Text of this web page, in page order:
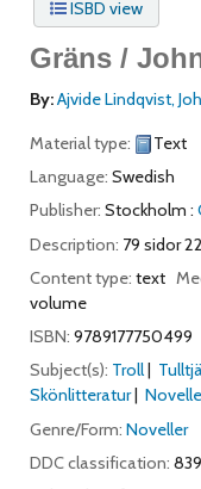
ISBD view
Gräns /
By:Ajvide Lindqvist,
Material type:
Text
Language: Swedish
Publisher: Stockholm :
Description: 79 sidor
Content type: text
volume
ISBN: 9789177750499
Subject(s): Troll
Skönlitteratur
Genre/Form: Noveller
DDC classification: